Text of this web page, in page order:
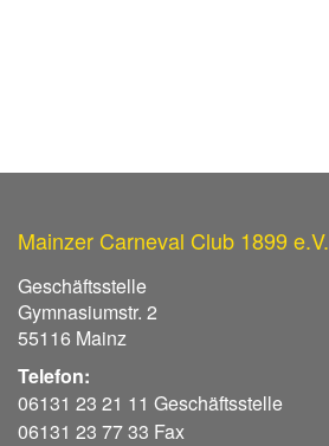
Mainzer Carneval Club 1899 e.V.
Geschäftsstelle
Gymnasiumstr. 2
55116 Mainz
Telefon:
06131 23 21 11 Geschäftsstelle
06131 23 77 33 Fax